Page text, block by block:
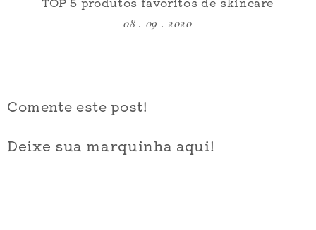
08 . 09 . 2020
Comente este post!
Deixe sua marquinha aqui!